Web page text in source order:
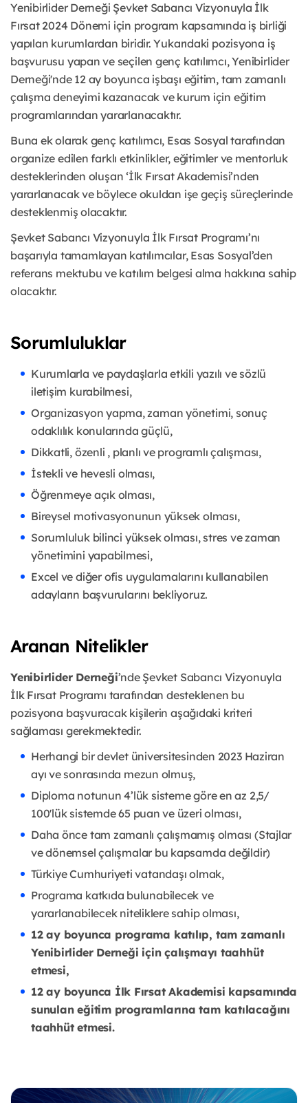
Yenibirlider Derneği Şevket Sabancı Vizyonuyla İlk
Fırsat 2024 Dönemi için program kapsamında iş birliği
yapılan kurumlardan biridir. Yukarıdaki pozisyona iş
başvurusu yapan ve seçilen genç katılımcı, Yenibirlider
Derneği'nde 12 ay boyunca işbaşı eğitim, tam zamanlı
çalışma deneyimi kazanacak ve kurum için eğitim
programlarından yararlanacaktır.
Buna ek olarak genç katılımcı, Esas Sosyal tarafından
organize edilen farklı etkinlikler, eğitimler ve mentorluk
desteklerinden oluşan ‘İlk Fırsat Akademisi’nden
yararlanacak ve böylece okuldan işe geçiş süreçlerinde
desteklenmiş olacaktır.
Şevket Sabancı Vizyonuyla İlk Fırsat Programı’nı
başarıyla tamamlayan katılımcılar, Esas Sosyal’den
referans mektubu ve katılım belgesi alma hakkına sahip
olacaktır.
Sorumluluklar
Kurumlarla ve paydaşlarla etkili yazılı ve sözlü
iletişim kurabilmesi,
Organizasyon yapma, zaman yönetimi, sonuç
odaklılık konularında güçlü,
Dikkatli, özenli , planlı ve programlı çalışması,
İstekli ve hevesli olması,
Öğrenmeye açık olması,
Bireysel motivasyonunun yüksek olması,
Sorumluluk bilinci yüksek olması, stres ve zaman
yönetimini yapabilmesi,
Excel ve diğer ofis uygulamalarını kullanabilen
adayların başvurularını bekliyoruz.
Aranan Nitelikler
Yenibirlider Derneği’nde Şevket Sabancı Vizyonuyla
İlk Fırsat Programı tarafından desteklenen bu
pozisyona başvuracak kişilerin aşağıdaki kriteri
sağlaması gerekmektedir.
Herhangi bir devlet üniversitesinden 2023 Haziran
ayı ve sonrasında mezun olmuş,
Diploma notunun 4’lük sisteme göre en az 2,5/
100'lük sistemde 65 puan ve üzeri olması,
Daha önce tam zamanlı çalışmamış olması (Stajlar
ve dönemsel çalışmalar bu kapsamda değildir)
Türkiye Cumhuriyeti vatandaşı olmak,
Programa katkıda bulunabilecek ve
yararlanabilecek niteliklere sahip olması,
12 ay boyunca programa katılıp, tam zamanlı
Yenibirlider Derneği için çalışmayı taahhüt
etmesi,
12 ay boyunca İlk Fırsat Akademisi kapsamında
sunulan eğitim programlarına tam katılacağını
taahhüt etmesi.